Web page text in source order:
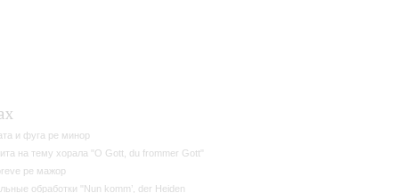
и фуга ре минор
на тему хорала "O Gott, du frommer Gott"
ре мажор
обработки "Nun komm’, der Heiden